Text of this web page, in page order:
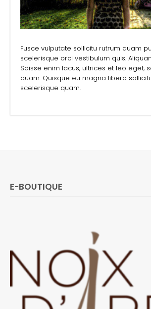
Fusce vulputate sollicitu rutrum quam
scelerisque orci vestibulum quis.
Sdisse enim lacus, ultrices et leo eget,
quam. Quisque eu magna libero
scelerisque quam.
E-BOUTIQUE